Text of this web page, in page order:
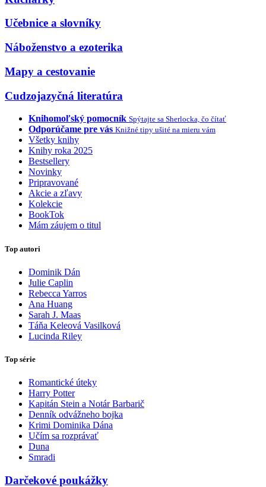
Učebnice a slovníky
Náboženstvo a ezoterika
Mapy a cestovanie
Cudzojazyčná literatúra
Knihomoľský pomocník Spýtajte sa Sherlocka, čo čítať
Odporúčame pre vás Knižné tipy ušité na mieru vám
Všetky knihy
Knihy roka 2025
Bestsellery
Novinky
Pripravované
Akcie a zľavy
Kolekcie
BookTok
Mám záujem o titul
Top autori
Dominik Dán
Julie Caplin
Rebecca Yarros
Ana Huang
Sarah J. Maas
Táňa Keleová Vasilková
Lucinda Riley
Top série
Romantické úteky
Harry Potter
Kapitán Stein a Notár Barbarič
Denník odvážneho bojka
Krimi Dominika Dána
Učím sa rozprávať
Duna
Smradi
Darčekové poukážky